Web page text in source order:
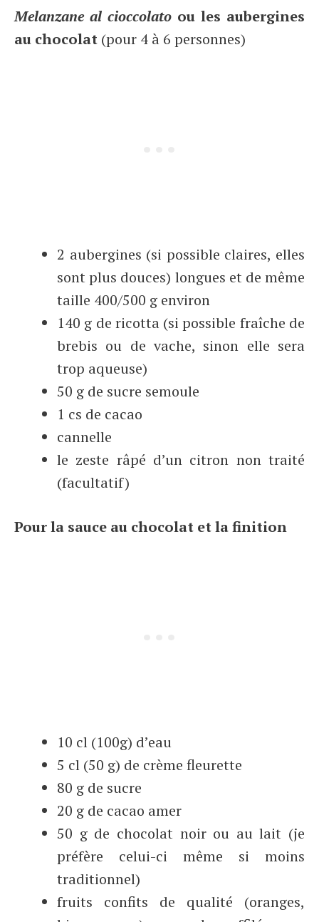
Melanzane al cioccolato ou les aubergines
au chocolat (pour 4 à 6 personnes)
2 aubergines (si possible claires, elles
sont plus douces) longues et de même
taille 400/500 g environ
140 g de ricotta (si possible fraîche de
brebis ou de vache, sinon elle sera
trop aqueuse)
50 g de sucre semoule
1 cs de cacao
cannelle
le zeste râpé d’un citron non traité
(facultatif)
Pour la sauce au chocolat et la finition
10 cl (100g) d’eau
5 cl (50 g) de crème fleurette
80 g de sucre
20 g de cacao amer
50 g de chocolat noir ou au lait (je
préfère celui-ci même si moins
traditionnel)
fruits confits de qualité (oranges,